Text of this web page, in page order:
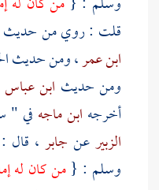
قلت : روي من حديث
ابن عمر، ومن حديث
ومن حديث ابن عباس
أخرجه ابن ماجه في "
الزبيرعن جابر ، قال
وسلم : {من كان له